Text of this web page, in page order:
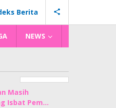
Berita
NEWS
Masih
Isbat Pem…